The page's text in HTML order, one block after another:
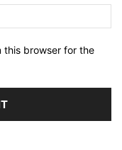
this browser for the